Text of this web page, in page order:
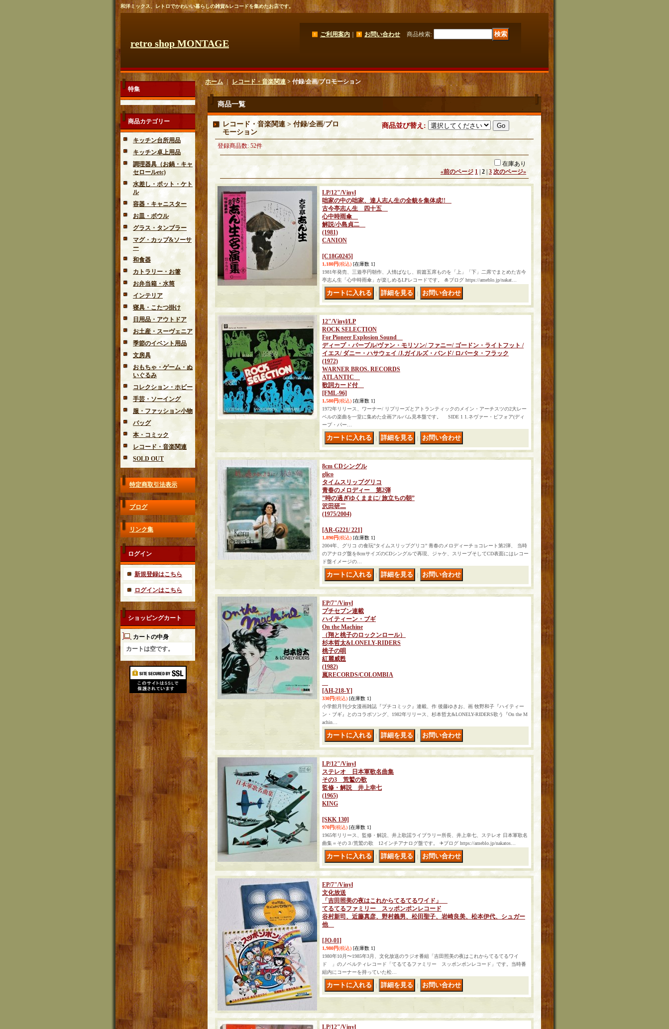
和洋ミックス、レトロでかわいい暮らしの雑貨&レコードを集めたお店です。
retro shop MONTAGE
ご利用案内 お問い合わせ 商品検索:
特集
商品カテゴリー
キッチン台所用品
キッチン卓上用品
調理器具（お鍋・キャ
セロールetc)
水差し・ポット・ケト
ル
容器・キャニスター
お皿・ボウル
グラス・タンブラー
マグ・カップ&ソーサ
ー
和食器
カトラリー・お箸
お弁当箱・水筒
インテリア
寝具・こたつ掛け
日用品・アウトドア
お土産・スーヴェニア
季節のイベント用品
文房具
おもちゃ・ゲーム・ぬ
いぐるみ
コレクション・ホビー
手芸・ソーイング
服・ファッション小物
バッグ
本・コミック
レコード・音楽関連
SOLD OUT
特定商取引法表示
ブログ
リンク集
ログイン
新規登録はこちら
ログインはこちら
ショッピングカート
カートの中身
カートは空です。
ホーム｜ レコード・音楽関連 > 付録/企画/プロモーション
商品一覧
レコード・音楽関連 > 付録/企画/プロ
モーション
商品並び替え :
登録商品数:52件
在庫あり
«前のページ 1 2 3 次のページ»
LP/12"/Vinyl
咄家の中の咄家、達人志ん生の全貌を集体成!!
古今亭志ん生 四十五
心中時雨傘
解説/小島貞二
(1981)
CANION
[C18G0245]
1,180円(税込) [在庫数 1]
1981年発売、三遊亭円朝作、人情ばなし、前篇五席ものを「上」「下」二席でまとめた古今
亭志ん生「心中時雨傘」が楽しめるLPレコードです。‎ 🎍ブログ https://ameblo.jp/nakat…
12"/Vinyl/LP
ROCK SELECTION
For Pioneer Explosion Sound
ディープ・パープル/ヴァン・モリソン/ ファニー/ ゴードン・ライトフット /
イエス/ ダニー・ハサウェイ /J.ガイルズ・バンド/ ロバータ・フラック
(1972)
WARNER BROS. RECORDS
ATLANTIC
歌詞カード付
[FML-96]
1,580円(税込) [在庫数 1]
1972年リリース、ワーナー/ リプリーズとアトランティックのメイン・アーチスツの2大レー
ベルの楽曲を一堂に集めた企画アルバム見本盤です。 SIDE 1 1.ネヴァー・ビフォア(ディ
ープ・パー…
8cm CDシングル
glico
タイムスリップグリコ
青春のメロディー 第2弾
”時の過ぎゆくままに/ 旅立ちの朝”
沢田研二
(1975/2004)
[AR-G221/ 221]
1,890円(税込) [在庫数 1]
2004年、グリコ の食玩”タイムスリップグリコ” 青春のメロディーチョコレート第2弾、 当時
のアナログ盤を8cmサイズのCDシングルで再現、ジャケ、スリーブそしてCD表面にはレコー
ド盤イメージの…
EP/7"/Vinyl
プチセブン連載
ハイティーン・ブギ
On the Machine
（翔と桃子のロックンロール）
杉本哲太&LONELY-RIDERS
桃子の唄
紅麗威甦
(1982)
嵐RECORDS/COLOMBIA
[AH-218-Y]
330円(税込) [在庫数 1]
小学館月刊少女漫画雑誌『プチコミック』連載、作 後藤ゆきお、画 牧野和子『ハイティー
ン・ブギ』とのコラボソング、1982年リリース、杉本哲太&LONELY-RIDERS歌う『On the M
achin…
LP/12"/Vinyl
ステレオ 日本軍歌名曲集
その3 荒鷲の歌
監修・解説 井上幸七
(1965)
KING
[SKK 130]
970円(税込) [在庫数 1]
1965年リリース、監修・解説、井上歌謡ライブラリー所長、井上幸七、ステレオ 日本軍歌名
曲集＝その３/荒鷲の歌 12インチアナログ盤です。 ✈ブログ https://ameblo.jp/nakatos…
EP/7"/Vinyl
文化放送
「吉田照美の夜はこれからてるてるワイド」
てるてるファミリー スッポンポンレコード
谷村新司、近藤真彦、野村義男、松田聖子、岩崎良美、松本伊代、シュガー
他
[JO-01]
1,980円(税込) [在庫数 1]
1980年10月〜1985年3月、文化放送のラジオ番組「吉田照美の夜はこれからてるてるワイ
ド 」のノベルティレコード「てるてるファミリー スッポンポンレコード」です。当時番
組内にコーナーを持っていた松…
LP/12"/Vinyl